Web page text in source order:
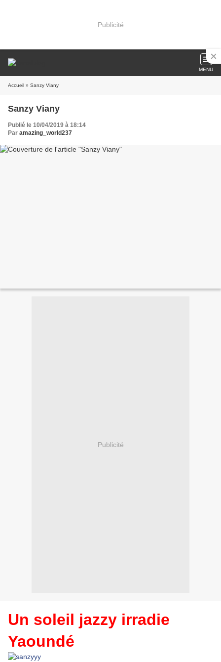
Publicité
MENU
Accueil » Sanzy Viany
Sanzy Viany
Publié le 10/04/2019 à 18:14
Par amazing_world237
Publicité
Un soleil jazzy irradie
Yaoundé